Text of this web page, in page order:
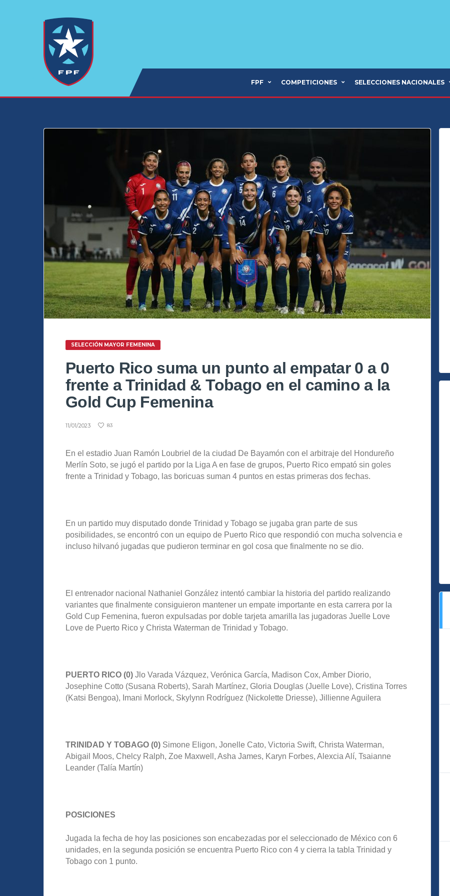
FPF COMPETICIONES SELECCIONES NACIONALES
SELECCIÓN MAYOR FEMENINA
Puerto Rico suma un punto al empatar 0 a 0
frente a Trinidad & Tobago en el camino a la
Gold Cup Femenina
11/01/2023 83
En el estadio Juan Ramón Loubriel de la ciudad De Bayamón con el arbitraje del Hondureño
Merlín Soto, se jugó el partido por la Liga A en fase de grupos, Puerto Rico empató sin goles
frente a Trinidad y Tobago, las boricuas suman 4 puntos en estas primeras dos fechas.
En un partido muy disputado donde Trinidad y Tobago se jugaba gran parte de sus
posibilidades, se encontró con un equipo de Puerto Rico que respondió con mucha solvencia e
incluso hilvanó jugadas que pudieron terminar en gol cosa que finalmente no se dio.
El entrenador nacional Nathaniel González intentó cambiar la historia del partido realizando
variantes que finalmente consiguieron mantener un empate importante en esta carrera por la
Gold Cup Femenina, fueron expulsadas por doble tarjeta amarilla las jugadoras Juelle Love
Love de Puerto Rico y Christa Waterman de Trinidad y Tobago.
PUERTO RICO (0) Jlo Varada Vázquez, Verónica García, Madison Cox, Amber Diorio,
Josephine Cotto (Susana Roberts), Sarah Martínez, Gloria Douglas (Juelle Love), Cristina Torres
(Katsi Bengoa), Imani Morlock, Skylynn Rodríguez (Nickolette Driesse), Jillienne Aguilera
TRINIDAD Y TOBAGO (0) Simone Eligon, Jonelle Cato, Victoria Swift, Christa Waterman,
Abigail Moos, Chelcy Ralph, Zoe Maxwell, Asha James, Karyn Forbes, Alexcia Alí, Tsaianne
Leander (Talía Martín)
POSICIONES
Jugada la fecha de hoy las posiciones son encabezadas por el seleccionado de México con 6
unidades, en la segunda posición se encuentra Puerto Rico con 4 y cierra la tabla Trinidad y
Tobago con 1 punto.